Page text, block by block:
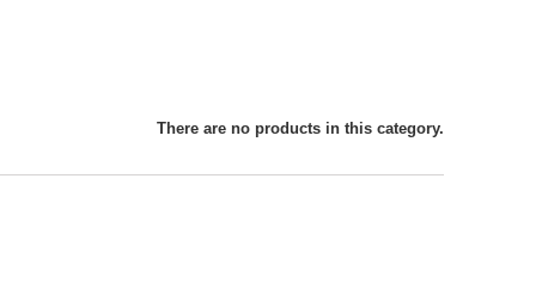
There are no products in this category.